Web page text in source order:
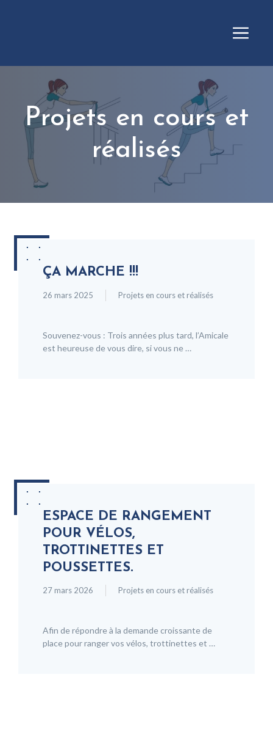
Projets en cours et
réalisés
ÇA MARCHE !!!
26 mars 2025 Projets en cours et réalisés
Souvenez-vous : Trois années plus tard, l’Amicale
est heureuse de vous dire, si vous ne …
ESPACE DE RANGEMENT
POUR VÉLOS,
TROTTINETTES ET
POUSSETTES.
27 mars 2026 Projets en cours et réalisés
Afin de répondre à la demande croissante de
place pour ranger vos vélos, trottinettes et …